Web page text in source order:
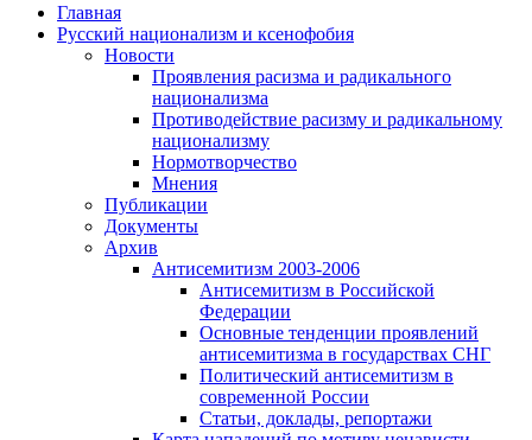
Главная
Русский национализм и ксенофобия
Новости
Проявления расизма и радикального
национализма
Противодействие расизму и радикальному
национализму
Нормотворчество
Мнения
Публикации
Документы
Архив
Антисемитизм 2003-2006
Антисемитизм в Российской
Федерации
Основные тенденции проявлений
антисемитизма в государствах СНГ
Политический антисемитизм в
современной России
Статьи, доклады, репортажи